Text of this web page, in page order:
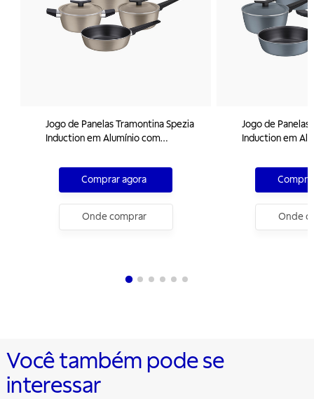
Jogo de Panelas Tramontina Spezia
Induction em Alumínio com
Antiaderente Starflon Excellent
Areia 4 PeçasComprar agora
Onde comprar
Jogo de Panelas
Induction em
Antiaderente
Azul Ardósia 4
Onde
Você também pode se
interessar